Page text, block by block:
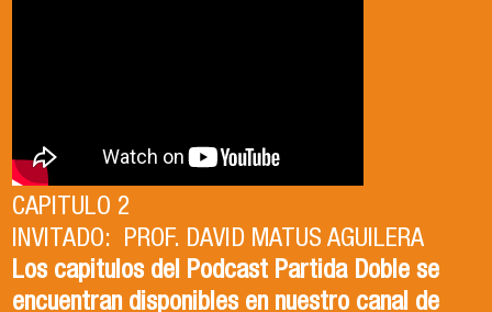
CAPITULO 2
INVITADO: PROF. DAVID MATUS AGUILERA
Los capitulos del Podcast Partida Doble se
encuentran disponibles en nuestro canal de
CAPITULO 1
INVITADA: DRA. ISABEL TORRES ZAPATA